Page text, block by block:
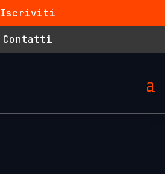
Iscriviti
Contatti